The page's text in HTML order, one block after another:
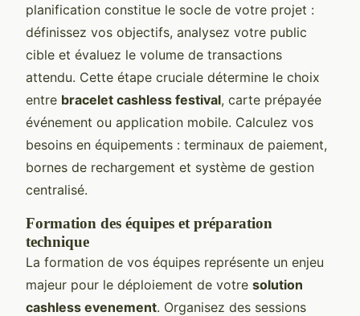
planification constitue le socle de votre projet :
définissez vos objectifs, analysez votre public
cible et évaluez le volume de transactions
attendu. Cette étape cruciale détermine le choix
entre bracelet cashless festival, carte prépayée
événement ou application mobile. Calculez vos
besoins en équipements : terminaux de paiement,
bornes de rechargement et système de gestion
centralisé.
Formation des équipes et préparation
technique
La formation de vos équipes représente un enjeu
majeur pour le déploiement de votre solution
cashless evenement. Organisez des sessions